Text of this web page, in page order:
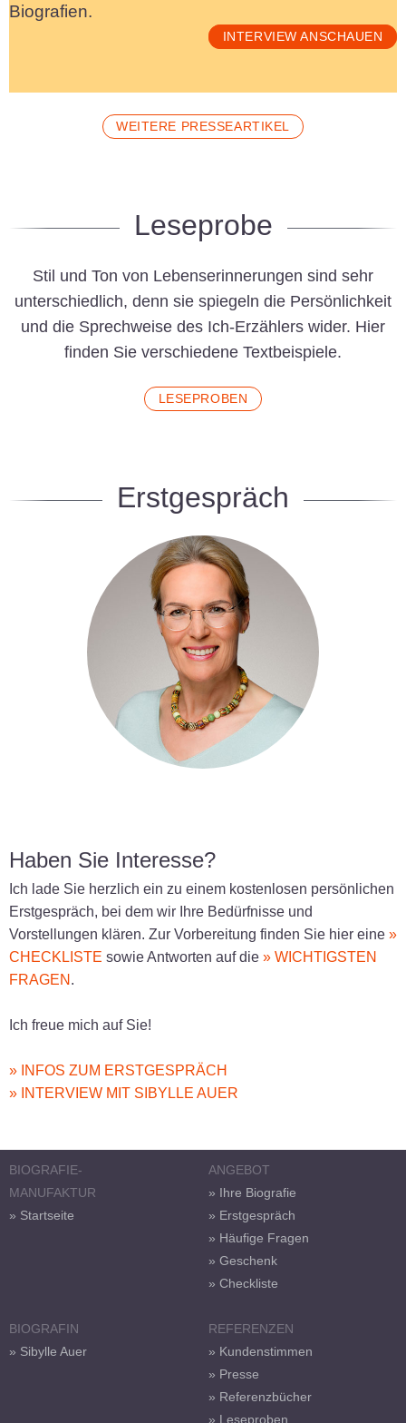
Biografien.
INTERVIEW ANSCHAUEN
WEITERE PRESSEARTIKEL
Leseprobe
Stil und Ton von Lebenserinnerungen sind sehr
unterschiedlich, denn sie spiegeln die Persönlichkeit
und die Sprechweise des Ich-Erzählers wider. Hier
finden Sie verschiedene Textbeispiele.
LESEPROBEN
Erstgespräch
Haben Sie Interesse?
Ich lade Sie herzlich ein zu einem kostenlosen persönlichen
Erstgespräch, bei dem wir Ihre Bedürfnisse und
Vorstellungen klären. Zur Vorbereitung finden Sie hier eine »
CHECKLISTE sowie Antworten auf die » WICHTIGSTEN
FRAGEN .
Ich freue mich auf Sie!
» INFOS ZUM ERSTGESPRÄCH
» INTERVIEW MIT SIBYLLE AUER
BIOGRAFIE-
MANUFAKTUR
» Startseite
ANGEBOT
» Ihre Biografie
» Erstgespräch
» Häufige Fragen
» Geschenk
» Checkliste
BIOGRAFIN
» Sibylle Auer
REFERENZEN
» Kundenstimmen
» Presse
» Referenzbücher
» Leseproben